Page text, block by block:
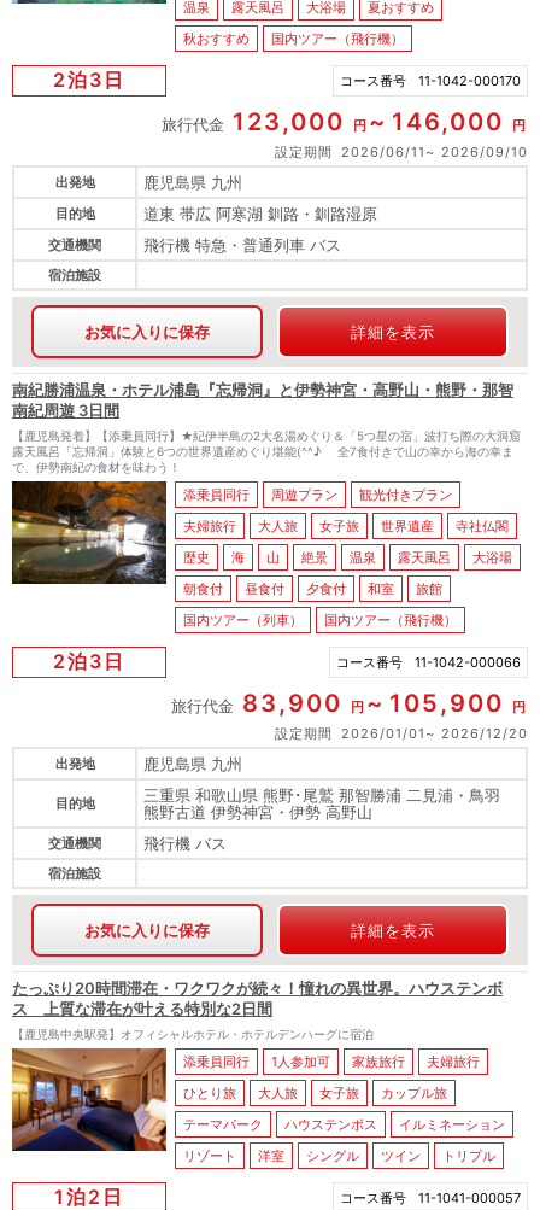
温泉 露天風呂 大浴場
夏おすすめ
秋おすすめ
国内ツアー（飛行機）
2泊3日 コース番号 11-1042-000170
旅行代金 123,000 円 146,000
円
設定期間
2026/06/11
2026/09/10
出発地
鹿児島県 九州
目的地 道東 帯広 阿寒湖 釧路・釧路湿原
交通機関 飛行機 特急・普通列車 バス
宿泊施設
お気に入りに保存 詳細を表示
南紀勝浦温泉・ホテル浦島『忘帰洞』と伊勢神宮・高野山・熊野・那智
南紀周遊 3日間
【鹿児島発着】【添乗員同行】★紀伊半島の2大名湯めぐり＆「5つ星の宿」波打ち際の大洞窟
露天風呂「忘帰洞」体験と6つの世界遺産めぐり堪能(^^♪ 全7食付きで山の幸から海の幸ま
で、伊勢南紀の食材を味わう！
添乗員同行 周遊プラン
観光付きプラン
夫婦旅行
大人旅 女子旅 世界遺産
寺社仏閣
歴史
海 山 絶景 温泉 露天風呂
大浴場
朝食付
昼食付 夕食付 和室
旅館
国内ツアー（列車）
国内ツアー（飛行機）
2泊3日 コース番号 11-1042-000066
旅行代金 83,900 円 105,900
円
設定期間
2026/01/01
2026/12/20
出発地
鹿児島県 九州
目的地
三重県 和歌山県 熊野･尾鷲 那智勝浦 二見浦・鳥羽
熊野古道 伊勢神宮・伊勢 高野山
交通機関 飛行機 バス
宿泊施設
お気に入りに保存 詳細を表示
たっぷり20時間滞在・ワクワクが続々！憧れの異世界。ハウステンボ
ス 上質な滞在が叶える特別な2日間
【鹿児島中央駅発】オフィシャルホテル・ホテルデンハーグに宿泊
添乗員同行 1人参加可 家族旅行
夫婦旅行
ひとり旅
大人旅 女子旅
カップル旅
テーマパーク
ハウステンボス
イルミネーション
リゾート
洋室 シングル ツイン トリプル
1泊2日 コース番号 11-1041-000057